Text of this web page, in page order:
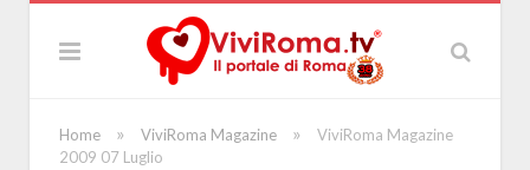
Home » ViviRoma Magazine »
ViviRoma Magazine
2009 07 Luglio